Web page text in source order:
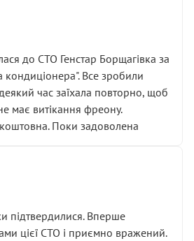
до СТО Генстар Борщагівка за
кондиціонера". Все зробили
час заїхала повторно, щоб
має витікання фреону.
Поки задоволена
підтвердилися. Вперше
цієї СТО і приємно вражений.